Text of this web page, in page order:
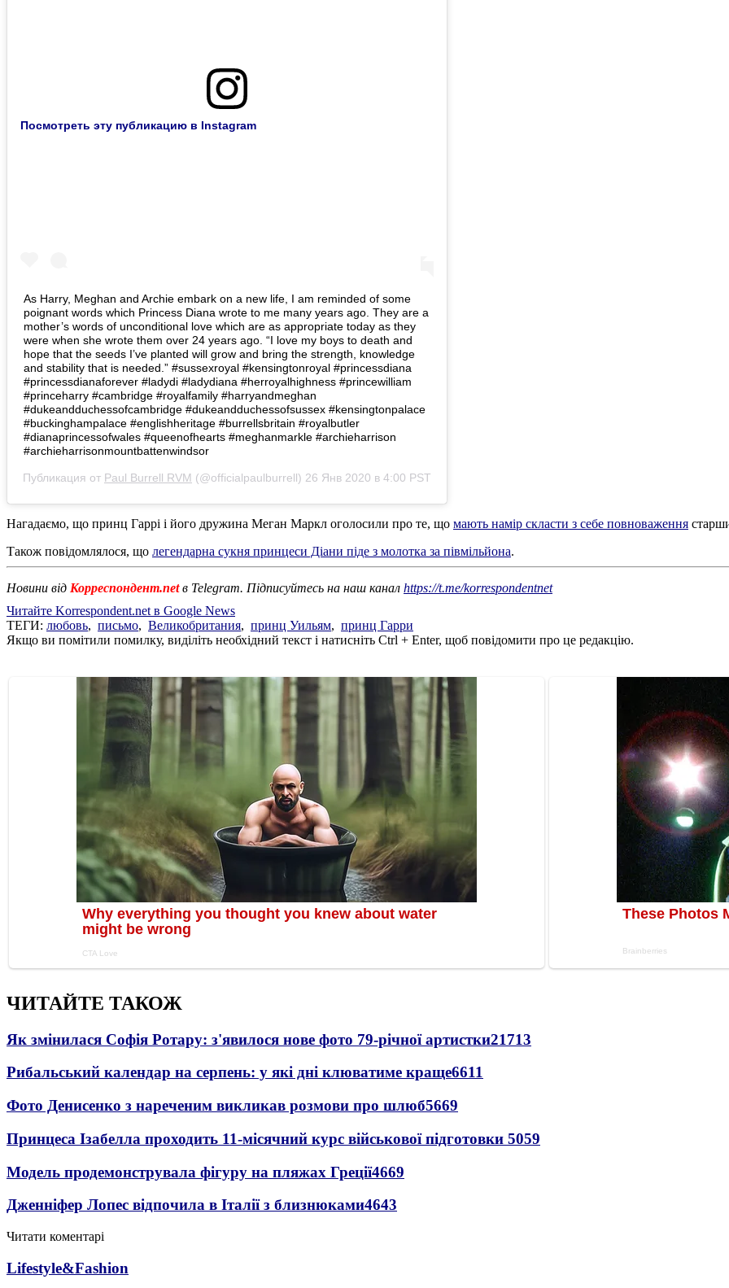
Посмотреть эту публикацию в Instagram
As Harry, Meghan and Archie embark on a new life, I am reminded of some
poignant words which Princess Diana wrote to me many years ago. They are a
mother’s words of unconditional love which are as appropriate today as they
were when she wrote them over 24 years ago. “I love my boys to death and
hope that the seeds I’ve planted will grow and bring the strength, knowledge
and stability that is needed.” #sussexroyal #kensingtonroyal #princessdiana
#princessdianaforever #ladydi #ladydiana #herroyalhighness #princewilliam
#princeharry #cambridge #royalfamily #harryandmeghan
#dukeandduchessofcambridge #dukeandduchessofsussex #kensingtonpalace
#buckinghampalace #englishheritage #burrellsbritain #royalbutler
#dianaprincessofwales #queenofhearts #meghanmarkle #archieharrison
#archieharrisonmountbattenwindsor
Публикация от Paul Burrell RVM (@officialpaulburrell) 26 Янв 2020 в 4:00 PST
Нагадаємо, що принц Гаррі і його дружина Меган Маркл оголосили про те, що мають намір скласти з себе повноваження
Також повідомлялося, що легендарна сукня принцеси Діани піде з молотка за півмільйона.
Новини від Корреспондент.netв Telegram. Підписуйтесь на наш канал https://t.me/korrespondentnet
Читайте Korrespondent.net в Google News
ТЕГИ: любовь, письмо, Великобритания, принц Уильям, принц Гарри
Якщо ви помітили помилку, виділіть необхідний текст і натисніть Ctrl + Enter, щоб повідомити про це редакцію.
ЧИТАЙТЕ ТАКОЖ
Як змінилася Софія Ротару: з'явилося нове фото 79-річної артистки21713
Рибальський календар на серпень: у які дні клюватиме краще6611
Фото Денисенко з нареченим викликав розмови про шлюб5669
Принцеса Ізабелла проходить 11-місячний курс військової підготовки 5059
Модель продемонструвала фігуру на пляжах Греції4669
Дженніфер Лопес відпочила в Італії з близнюками4643
Читати коментарі
Lifestyle&Fashion